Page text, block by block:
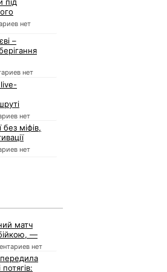
нет
–
нет
нет
міфів,
нет
матч
—
нет